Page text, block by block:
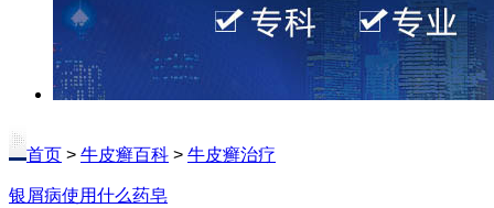
首页 > 牛皮癣百科 > 牛皮癣治疗
银屑病使用什么药皂